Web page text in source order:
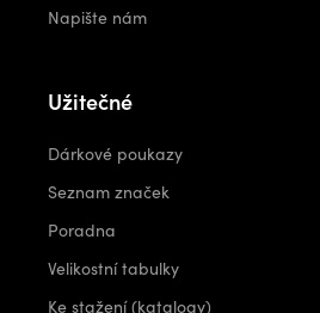
Napište nám
Užitečné
Dárkové poukazy
Seznam značek
Poradna
Velikostní tabulky
Ke stažení (katalogy)